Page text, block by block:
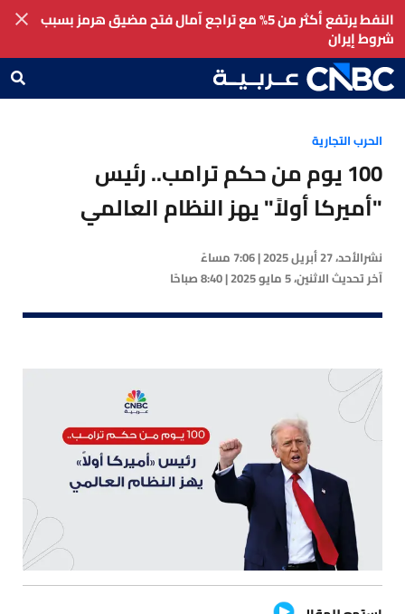
النفط يرتفع أكثر من 5% مع تراجع آمال فتح مضيق هرمز بسبب
شروط إيران
الحرب التجارية
100 يوم من حكم ترامب.. رئيس
"أميركا أولاً" يهز النظام العالمي
نشرالأحد، 27 أبريل 2025 | 7:06 مساءً
آخر تحديثالاثنين، 5 مايو 2025 | 8:40 صباحًا